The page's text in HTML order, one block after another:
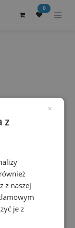
0
×
z
z naszej
je z